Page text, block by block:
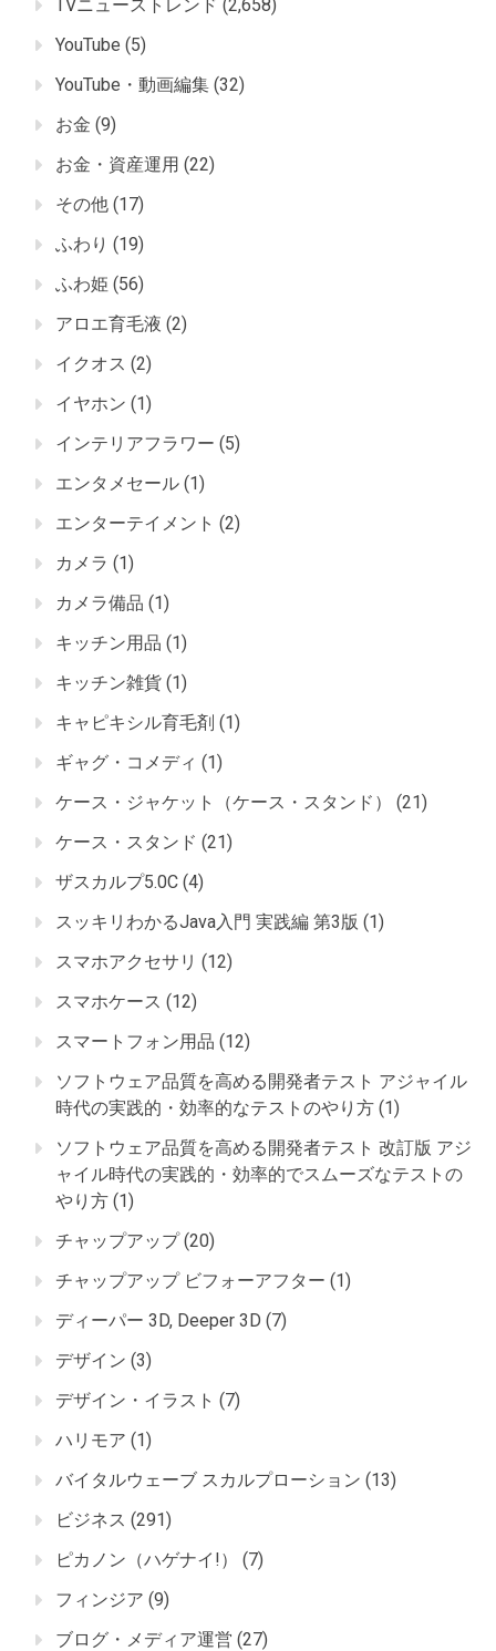
TVニューストレンド (2,658)
YouTube (5)
YouTube・動画編集 (32)
お金 (9)
お金・資産運用 (22)
その他 (17)
ふわり (19)
ふわ姫 (56)
アロエ育毛液 (2)
イクオス (2)
イヤホン (1)
インテリアフラワー (5)
エンタメセール (1)
エンターテイメント (2)
カメラ (1)
カメラ備品 (1)
キッチン用品 (1)
キッチン雑貨 (1)
キャピキシル育毛剤 (1)
ギャグ・コメディ (1)
ケース・ジャケット（ケース・スタンド）
(21)
ケース・スタンド (21)
ザスカルプ5.0C (4)
スッキリわかるJava入門 実践編 第3版 (1)
スマホアクセサリ (12)
スマホケース (12)
スマートフォン用品 (12)
ソフトウェア品質を高める開発者テスト アジャイル
時代の実践的・効率的なテストのやり方 (1)
ソフトウェア品質を高める開発者テスト 改訂版 アジ
ャイル時代の実践的・効率的でスムーズなテストの
やり方 (1)
チャップアップ(20)
チャップアップ ビフォーアフター (1)
ディーパー 3D, Deeper 3D (7)
デザイン (3)
デザイン・イラスト (7)
ハリモア (1)
バイタルウェーブ スカルプローション (13)
ビジネス (291)
ピカノン（ハゲナイ!）
(7)
フィンジア (9)
ブログ・メディア運営 (27)